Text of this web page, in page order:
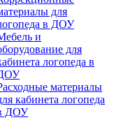
для
в ДОУ
и
для
логопеда в
материалы
кабинета логопеда
ДОУ